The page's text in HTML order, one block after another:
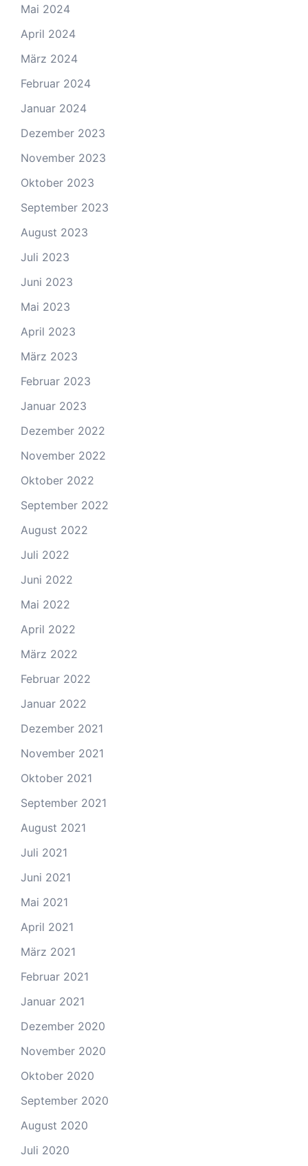
Mai 2024
April 2024
März 2024
Februar 2024
Januar 2024
Dezember 2023
November 2023
Oktober 2023
September 2023
August 2023
Juli 2023
Juni 2023
Mai 2023
April 2023
März 2023
Februar 2023
Januar 2023
Dezember 2022
November 2022
Oktober 2022
September 2022
August 2022
Juli 2022
Juni 2022
Mai 2022
April 2022
März 2022
Februar 2022
Januar 2022
Dezember 2021
November 2021
Oktober 2021
September 2021
August 2021
Juli 2021
Juni 2021
Mai 2021
April 2021
März 2021
Februar 2021
Januar 2021
Dezember 2020
November 2020
Oktober 2020
September 2020
August 2020
Juli 2020